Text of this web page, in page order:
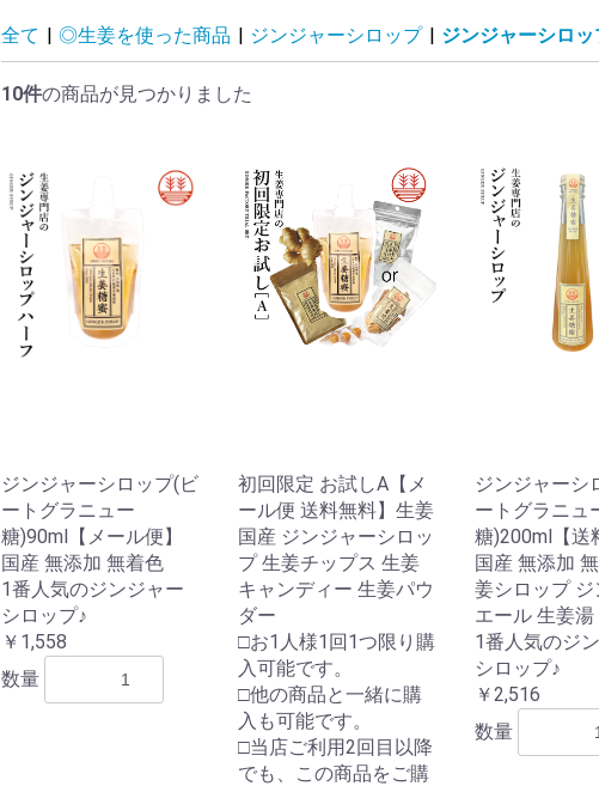
全て | ◎生姜を使った商品 | ジンジャーシロップ | ジンジャーシロッ
10件の商品が見つかりました
ジンジャーシロップ(ビ
ートグラニュー
糖)90ml【メール便】
国産 無添加 無着色
1番人気のジンジャー
シロップ♪
￥1,558
数量
初回限定 お試しA【メ
ール便 送料無料】生姜
国産 ジンジャーシロッ
プ 生姜チップス 生姜
キャンディー 生姜パウ
ダー
□お1人様1回1つ限り購
入可能です。
□他の商品と一緒に購
入も可能です。
□当店ご利用2回目以降
でも、この商品をご購
ジンジャーシ
ートグラニュ
糖)200ml【送
国産 無添加
姜シロップ ジ
エール 生姜湯
1番人気のジ
シロップ♪
￥2,516
数量